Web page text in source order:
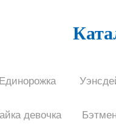
девочка Бэтмен